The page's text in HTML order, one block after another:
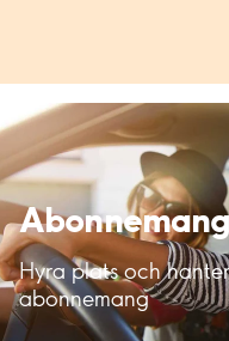
Hyra plats och
abonnemang